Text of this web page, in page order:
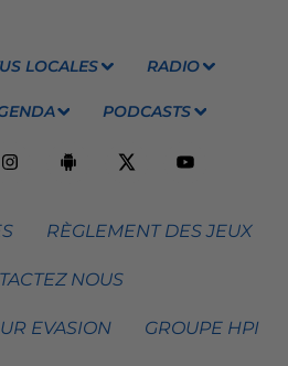
LOCALES RADIO
PODCASTS
RÈGLEMENT DES JEUX
NOUS
EVASION GROUPE HPI